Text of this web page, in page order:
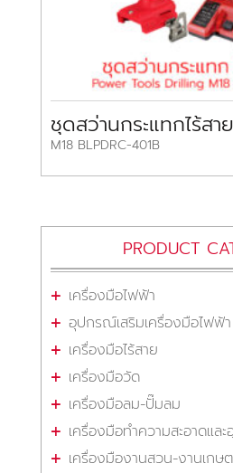
M18 BLPDRC-401B
PRODUCT
เครื่องมือไฟฟ้า
อุปกรณ์เสริมเครื่องมือไฟฟ้า
เครื่องมือไร้สาย
เครื่องมือวัด
เครื่องมือลม-ปั๊มลม
เครื่องมือทำความสะอาดแล
เครื่องมืองานสวน-งานเกษ